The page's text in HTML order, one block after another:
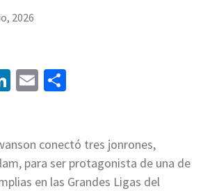
2026
LinkedIn
Email
conectó tres jonrones,
para ser protagonista de una de
en las Grandes Ligas del